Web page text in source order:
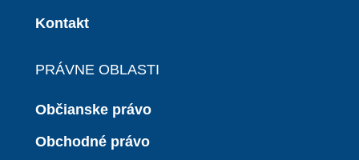
Kontakt
PRÁVNE OBLASTI
Občianske právo
Obchodné právo